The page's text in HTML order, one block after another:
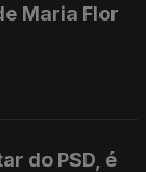
Maria Flor
do PSD, é